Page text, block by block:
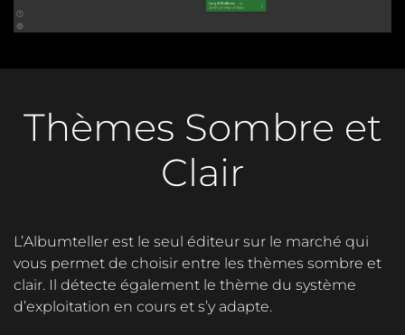
Thèmes Sombre et
Clair
L’Albumteller est le seul éditeur sur le marché qui
vous permet de choisir entre les thèmes sombre et
clair. Il détecte également le thème du système
d’exploitation en cours et s’y adapte.